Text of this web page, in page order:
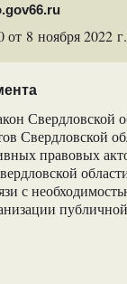
8 ноября 2022 г.
Свердловской
Свердловской
правовых
с